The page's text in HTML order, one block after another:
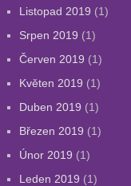
Listopad 2019 (1)
Srpen 2019 (1)
Červen 2019 (1)
Květen 2019 (1)
Duben 2019 (1)
Březen 2019 (1)
Únor 2019 (1)
Leden 2019 (1)